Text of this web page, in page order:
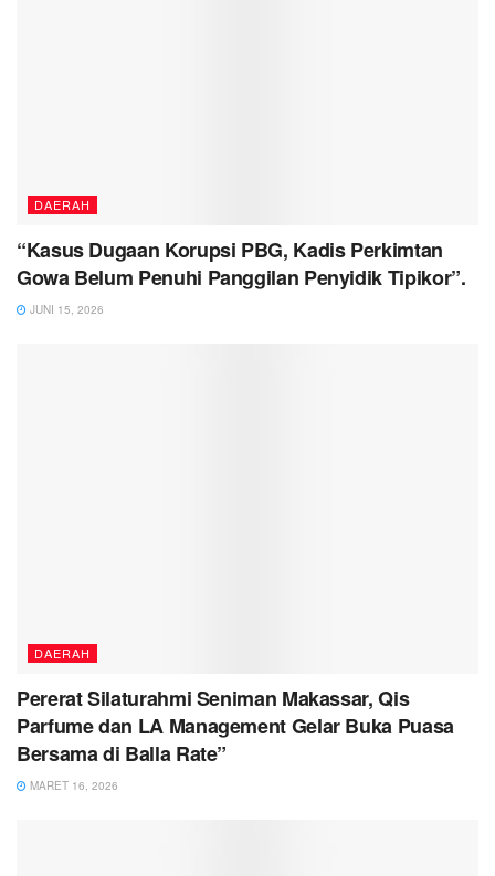
DAERAH
“Kasus Dugaan Korupsi PBG, Kadis Perkimtan
Gowa Belum Penuhi Panggilan Penyidik Tipikor”.
JUNI 15, 2026
DAERAH
Pererat Silaturahmi Seniman Makassar, Qis
Parfume dan LA Management Gelar Buka Puasa
Bersama di Balla Rate”
MARET 16, 2026